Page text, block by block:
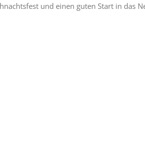
und einen guten Start in das